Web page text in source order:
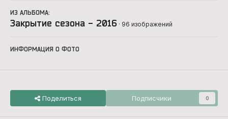
ИЗ АЛЬБОМА:
Закрытие сезона - 2016 · 96 изображений
ИНФОРМАЦИЯ О ФОТО
Поделиться Подписчики 0